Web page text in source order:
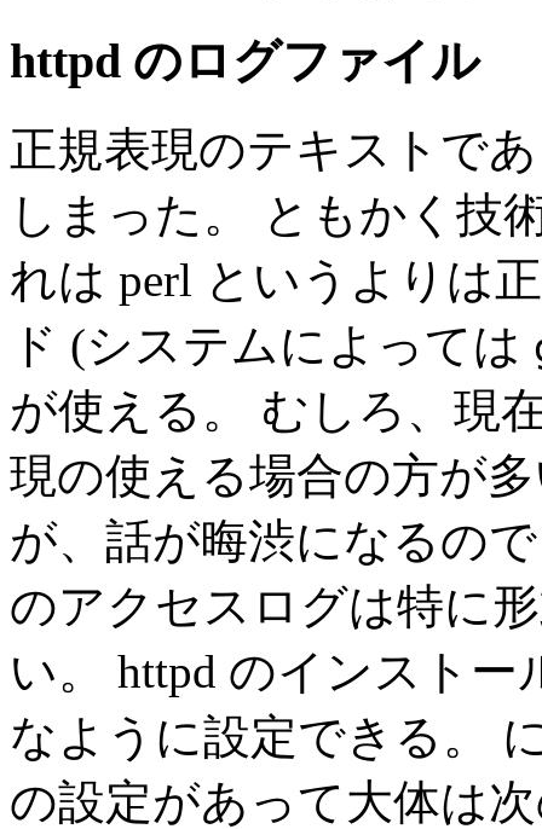
httpd のログファイル
正規表現のテキストで
しまった。 ともかく技
れは perl というよりは
ド (システムによっては
が使える。 むしろ、現
現の使える場合の方が
が、話が晦渋になるの
のアクセスログは特に
い。 httpd のインスト
なように設定できる。
の設定があって大体は